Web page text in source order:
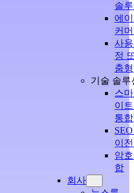
솔
에
커
사
정
춤형
기술 솔루
스
이
통합
이
암
합
회사